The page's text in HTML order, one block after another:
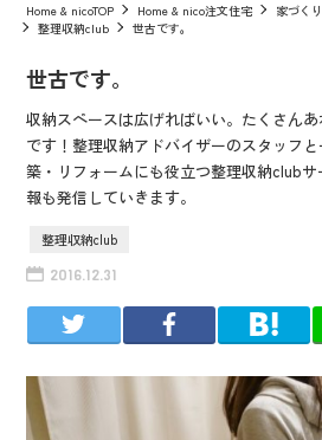
Home & nicoTOP Home & nico注文住宅 家づく
整理収納club
世古です。
世古です。
収納スペースは広げればいい。たくさん
です！整理収納アドバイザーのスタッフ
築・リフォームにも役立つ整理収納club
報も発信していきます。
整理収納club
2016.12.31